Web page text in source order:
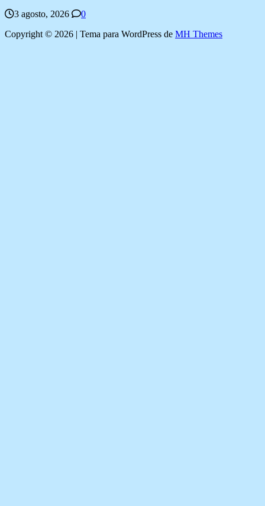
3 agosto, 2026
0
Copyright © 2026 | Tema para WordPress de MH Themes